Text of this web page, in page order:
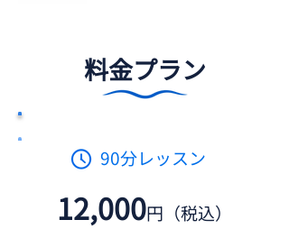
料金プラン
90分レッスン
​12,000円（税込）